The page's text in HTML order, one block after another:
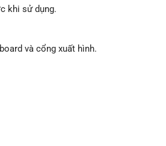
khi sử dụng.
và cổng xuất hình.